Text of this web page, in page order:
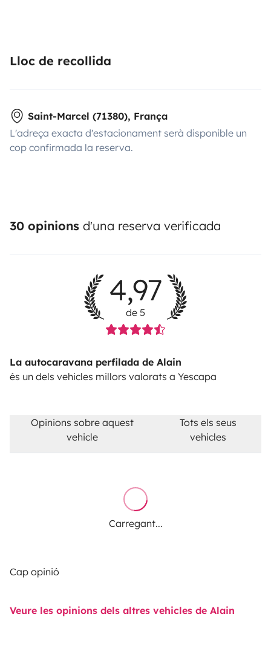
Lloc de recollida
Saint-Marcel (71380), França
L'adreça exacta d'estacionament serà disponible un
cop confirmada la reserva.
30 opinions d'una reserva verificada
4,97
de 5
La autocaravana perfilada de Alain
és un dels vehicles millors valorats a Yescapa
Opinions sobre aquest
vehicle
Tots els seus
vehicles
Carregant...
Cap opinió
Veure les opinions dels altres vehicles de Alain